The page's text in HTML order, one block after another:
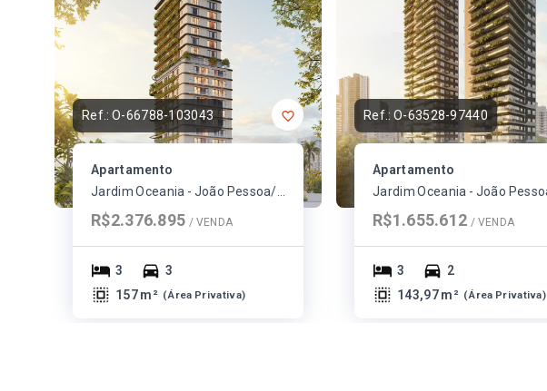
Ref.:O-66788-103043
Apartamento
R$2.376.895 / VENDA
3
3
157 m² (Área Privativa)
Ref.:O-63528-97440
Apartamento
R$1.655.612 / VENDA
3
2
143,97 m² (Área Privativa)